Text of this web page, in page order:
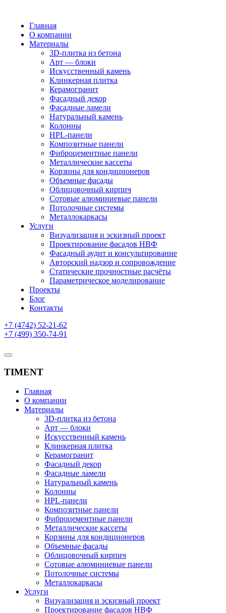
Главная
О компании
Материалы
3D-плитка из бетона
Арт — блоки
Искусственный камень
Клинкерная плитка
Керамогранит
Фасадный декор
Фасадные ламели
Натуральный камень
Колонны
HPL-панели
Композитные панели
Фиброцементные панели
Металлические кассеты
Корзины для кондиционеров
Объемные фасады
Облицовочный кирпич
Сотовые алюминиевые панели
Потолочные системы
Металлокаркасы
Услуги
Визуализация и эскизный проект
Проектирование фасадов НВФ
Фасадный аудит и консультирование
Авторский надзор и сопровождение
Статические прочностные расчёты
Параметрическое моделирование
Проекты
Блог
Контакты
+7 (4742) 52-21-62
+7 (499) 350-74-91
TIMENT
Главная
О компании
Материалы
3D-плитка из бетона
Арт — блоки
Искусственный камень
Клинкерная плитка
Керамогранит
Фасадный декор
Фасадные ламели
Натуральный камень
Колонны
HPL-панели
Композитные панели
Фиброцементные панели
Металлические кассеты
Корзины для кондиционеров
Объемные фасады
Облицовочный кирпич
Сотовые алюминиевые панели
Потолочные системы
Металлокаркасы
Услуги
Визуализация и эскизный проект
Проектирование фасадов НВФ